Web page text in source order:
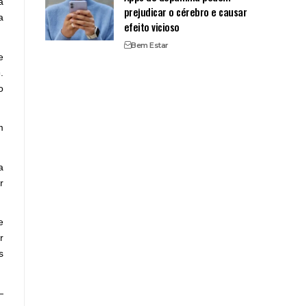
prejudicar o cérebro e causar
efeito vicioso
Bem Estar